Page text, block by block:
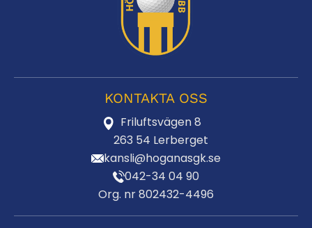
KONTAKTA OSS
Friluftsvägen 8
263 54 Lerberget
kansli@hoganasgk.se
042-34 04 90
Org. nr 802432-4496